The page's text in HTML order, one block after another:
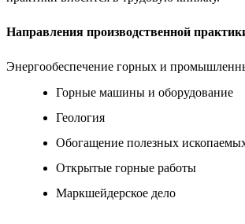
Направления производственной
Энергообеспечение горных и
Горные машины и оборудование
Геология
Обогащение полезных
Открытые горные работы
Маркшейдерское дело